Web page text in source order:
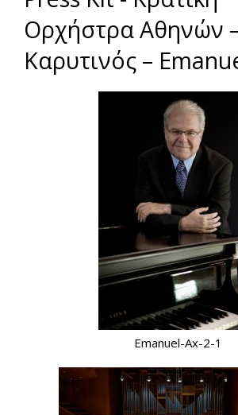
Ορχήστρα Αθηνών
Καρυτινός –
Emanuel-Ax-2-1